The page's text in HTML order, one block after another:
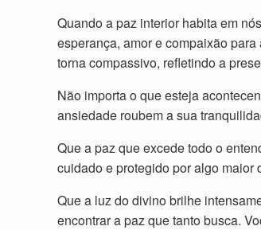
Quando a paz interior habita em
esperança, amor e compaixão
torna compassivo, refletindo a
Não importa o que esteja
ansiedade roubem a sua
Que a paz que excede todo o
cuidado e protegido por algo maior
Que a luz do divino brilhe
encontrar a paz que tanto busca.